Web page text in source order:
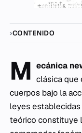
CONTENIDO
M ecánica
clásica que
cuerpos bajo la
leyes
teórico constituye